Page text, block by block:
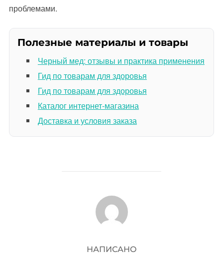
проблемами.
Полезные материалы и товары
Черный мед: отзывы и практика применения
Гид по товарам для здоровья
Гид по товарам для здоровья
Каталог интернет-магазина
Доставка и условия заказа
АВТОР ЗАПИСИ
НАПИСАНО